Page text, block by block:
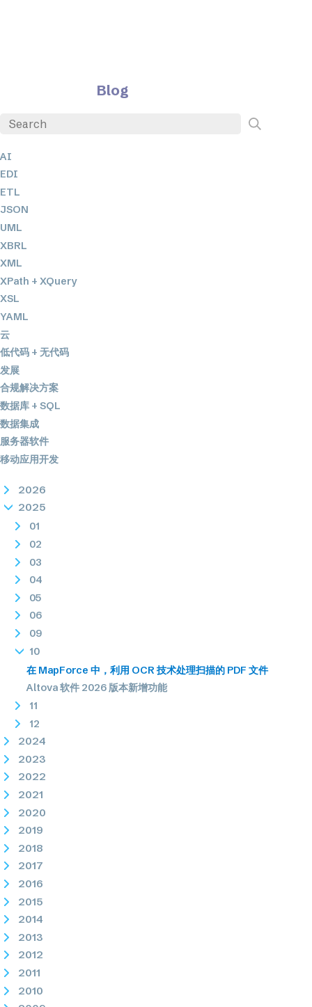
Blog
AI
EDI
ETL
JSON
UML
XBRL
XML
XPath + XQuery
XSL
YAML
云
低代码 + 无代码
发展
合规解决方案
数据库 + SQL
数据集成
服务器软件
移动应用开发
2026
2025
01
02
03
04
05
06
09
10
在 MapForce 中，利用 OCR 技术处理扫描的 PDF 文件
Altova 软件 2026 版本新增功能
11
12
2024
2023
2022
2021
2020
2019
2018
2017
2016
2015
2014
2013
2012
2011
2010